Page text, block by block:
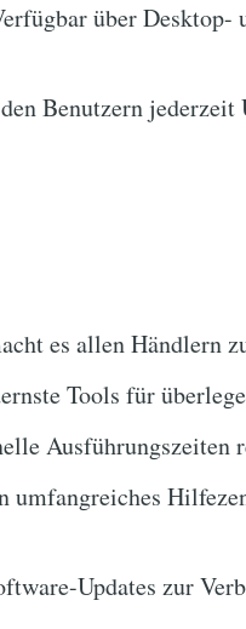
über Desktop-
Benutzern jederzeit
es allen Händlern
Tools für
Ausführungszeiten
umfangreiches
Updates zur